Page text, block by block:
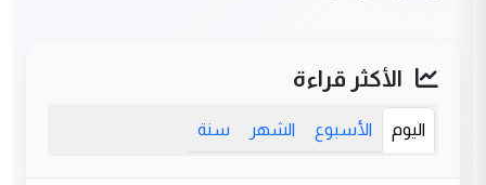
الأكثر قراءة
اليوم الأسبوع الشهر سنة